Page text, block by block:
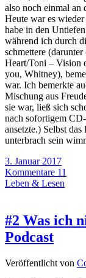
also noch einmal an
Heute war es
habe in den
während ich durch
schmettere
Heart/Toni – Vision
you, Whitney),
war. Ich bemerkte
Mischung aus
sie war, ließ sich
nach sofortigem
ansetzte.) Selbst
unterbrach sein
3. Januar 2017
Kommentare 11
Leben & Lesen
#2 Was ich
Podcast
Veröffentlicht von